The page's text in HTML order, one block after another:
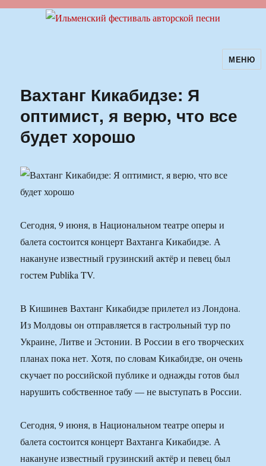
Ильменский фестиваль авторскойМЕНЮ
Вахтанг Кикабидзе: Я
оптимист, я верю, что все
будет хорошо
Сегодня, 9 июня, в Национальном театре оперы и
балета состоится концерт Вахтанга Кикабидзе. А
накануне известный грузинский актёр и певец был
гостем Publika TV.
В Кишинев Вахтанг Кикабидзе прилетел из Лондона.
Из Молдовы он отправляется в гастрольный тур по
Украине, Литве и Эстонии. В России в его творческих
планах пока нет. Хотя, по словам Кикабидзе, он очень
скучает по российской публике и однажды готов был
нарушить собственное табу — не выступать в России.
Сегодня, 9 июня, в Национальном театре оперы и
балета состоится концерт Вахтанга Кикабидзе. А
накануне известный грузинский актёр и певец был